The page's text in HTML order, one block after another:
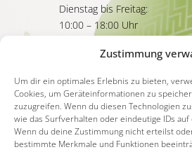
Zustimmung
Um dir ein optimales Erlebnis zu bieten,
Cookies, um Geräteinformationen zu
zuzugreifen. Wenn du diesen Technologien
wie das Surfverhalten oder eindeutige IDs
Wenn du deine Zustimmung nicht erteilst
bestimmte Merkmale und Funktionen
Dienstag bis Freitag:
10:00 – 18:00 Uhr
Sprechzeiten:
11:00 – 13:00 Uhr
15:00 – 17:00 Uhr